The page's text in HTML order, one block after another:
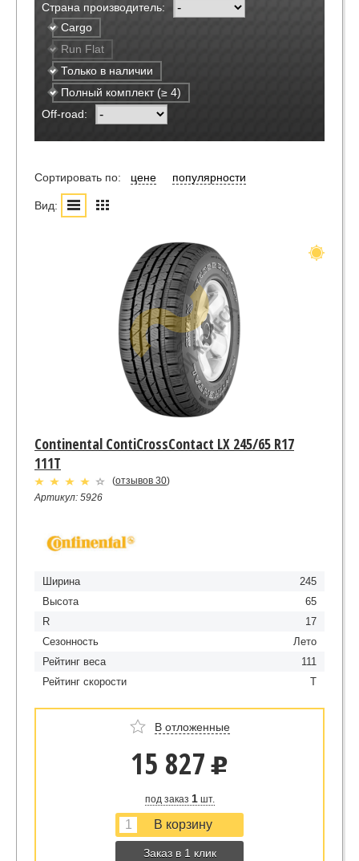
Страна производитель:
Cargo
Run Flat
Только в наличии
Полный комплект (≥ 4)
Off-road:
Сортировать по: цене популярности
Вид:
Continental ContiCrossContact LX 245/65 R17
111T
(отзывов 30)
Артикул: 5926
Ширина
245
Высота
65
R
17
Сезонность
Лето
Рейтинг веса
111
Рейтинг скорости
T
В отложенные
15 827 u
под заказ 1шт.
Заказ в 1 клик